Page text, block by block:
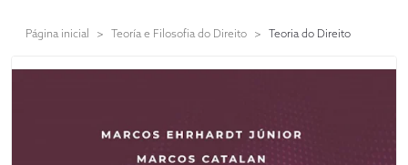
Página inicial > Teoría e Filosofia do Direito > Teoria do Direito